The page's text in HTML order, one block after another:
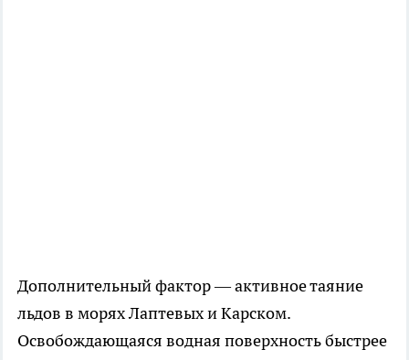
Дополнительный фактор — активное таяние
льдов в морях Лаптевых и Карском.
Освобождающаяся водная поверхность быстрее